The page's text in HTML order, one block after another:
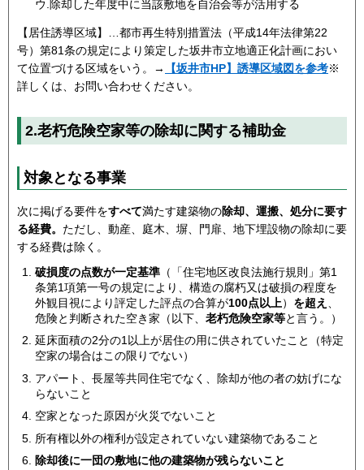
ウ.除却した年度中に当該敷地を自治会等が活用する
【居住誘導区域】…都市再生特別措置法（平成14年法律第22
号）第81条の規定により策定した坂井市立地適正化計画におい
て位置づける区域をいう。→
【坂井市HP】誘導区域図を参考※
詳しくは、お問い合わせください。
2.老朽危険空家等の除却に関する補助金
対象となる事業
次に掲げる要件をすべて満たす建築物の除却、運搬、処分に要す
る経費。 ただし、動産、庭木、塀、門扉、地下埋設物の除却に要
する経費は除く。
破損度の点数が一定基準 （「住宅地区改良法施行規則」第1
条第1項第一号の規定により、構造の腐朽又は破損の程度を
外観目視により評定した評点の合算が100点以上） を超え
危険と判断された空き家（以下、 老朽危険空家等と言う。）
延床面積の2分の1以上が居住の用に供されていたこと（特定
空家の場合はこの限りでない）
アパート、長屋等共同住宅でなく、除却が他の者の妨げにな
らないこと
空家となった原因が火災でないこと
所有権以外の権利が設定されていない建築物であること
除却後に一団の敷地に他の建築物が残らないこと